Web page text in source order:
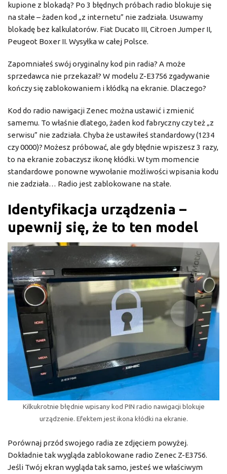
kupione z blokadą? Po 3 błędnych próbach radio blokuje się
na stałe – żaden kod „z internetu” nie zadziała. Usuwamy
blokadę bez kalkulatorów. Fiat Ducato III, Citroen Jumper II,
Peugeot Boxer II. Wysyłka w całej Polsce.
Zapomniałeś swój oryginalny kod pin radia? A może
sprzedawca nie przekazał? W modelu Z-E3756 zgadywanie
kończy się zablokowaniem i kłódką na ekranie. Dlaczego?
Kod do radio nawigacji Zenec można ustawić i zmienić
samemu. To właśnie dlatego, żaden kod fabryczny czy też „z
serwisu” nie zadziała. Chyba że ustawiłeś standardowy (1234
czy 0000)? Możesz próbować, ale gdy błędnie wpiszesz 3 razy,
to na ekranie zobaczysz ikonę kłódki. W tym momencie
standardowe ponowne wywołanie możliwości wpisania kodu
nie zadziała… Radio jest zablokowane na stałe.
Identyfikacja urządzenia –
upewnij się, że to ten model
Kilkukrotnie błędnie wpisany kod PIN radio nawigacji blokuje
urządzenie. Efektem jest ikona kłódki na ekranie.
Porównaj przód swojego radia ze zdjęciem powyżej.
Dokładnie tak wygląda zablokowane radio Zenec Z-E3756.
Jeśli Twój ekran wygląda tak samo, jesteś we właściwym